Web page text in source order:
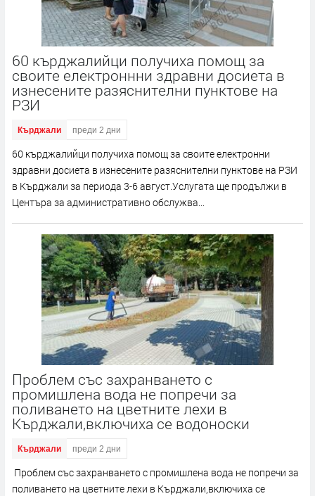
60 кърджалийци получиха помощ за
своите електроннни здравни досиета в
изнесените разяснителни пунктове на
РЗИ
Кърджали преди 2 дни
60 кърджалийци получиха помощ за своите електронни
здравни досиета в изнесените разяснителни пунктове на РЗИ
в Кърджали за периода 3-6 август.Услугата ще продължи в
Центъра за административно обслужва...
Проблем със захранването с
промишлена вода не попречи за
поливането на цветните лехи в
Кърджали,включиха се водоноски
Кърджали преди 2 дни
Проблем със захранването с промишлена вода не попречи за
поливането на цветните лехи в Кърджали,включиха се